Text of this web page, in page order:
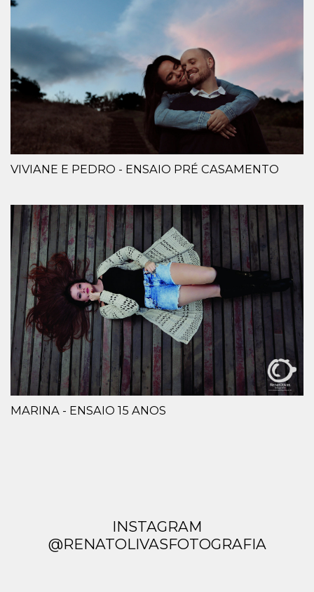
VIVIANE E PEDRO - ENSAIO PRÉ CASAMENTO
MARINA - ENSAIO 15 ANOS
INSTAGRAM
@RENATOLIVASFOTOGRAFIA